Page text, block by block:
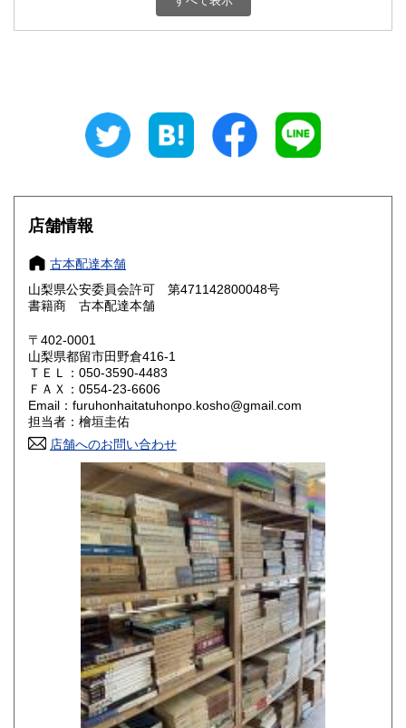
800円 三重県
大阪府
奈良県
鳥取県 800円 島根県
岡山県
山口県 800円
香川県 800円 愛媛県
高知県 800円
800円 長崎県
800円 大分県
800円 鹿児島県
1,500円
店舗情報
古本配達本舗
山梨県公安委員会許可 第471142800048号
書籍商 古本配達本舗
〒402-0001
山梨県都留市田野倉416-1
ＴＥＬ：050-3590-4483
ＦＡＸ：0554-23-6606
Email：furuhonhaitatuhonpo.kosho@gmail.com
担当者：檜垣圭佑
店舗へのお問い合わせ